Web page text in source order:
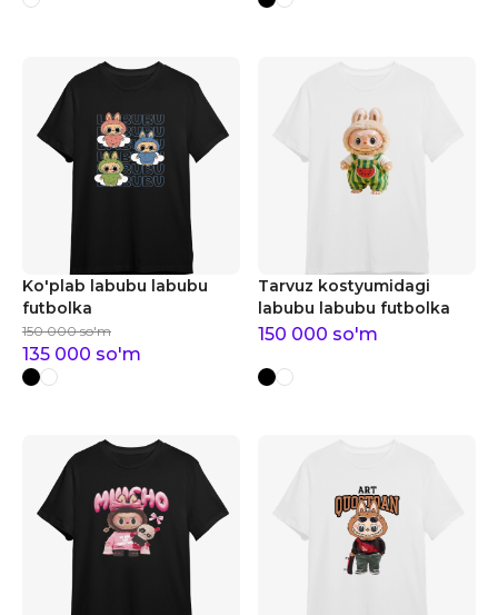
Ko'plab labubu labubu
futbolka
150 000 so'm
135 000 so'm
Tarvuz kostyumidagi
labubu labubu futbolka
150 000 so'm